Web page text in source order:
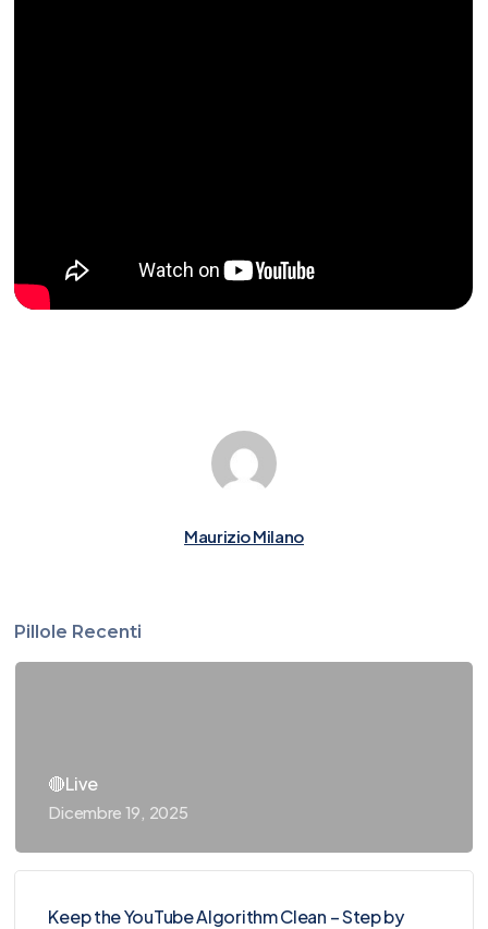
Maurizio Milano
Pillole Recenti
🔴Live
Dicembre 19, 2025
Keep the YouTube Algorithm Clean – Step by